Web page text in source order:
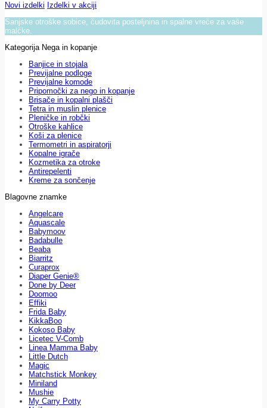
Novi izdelki Izdelki v akciji
Sanjske otroške sobice, čudovita posteljnina in spalne vreče za vaše
malčke.
Kategorija Nega in kopanje
Banjice in stojala
Previjalne podloge
Previjalne komode
Pripomočki za nego in kopanje
Brisače in kopalni plašči
Tetra in muslin plenice
Pleničke in robčki
Otroške kahlice
Koši za plenice
Termometri in aspiratorji
Kopalne igrače
Kozmetika za otroke
Antirepelenti
Kreme za sončenje
Blagovne znamke
Angelcare
Aquascale
Babymoov
Badabulle
Beaba
Biarritz
Curaprox
Diaper Genie®
Done by Deer
Doomoo
Effiki
Frida Baby
KikkaBoo
Kokoso Baby
Licetec V-Comb
Linea Mamma Baby
Little Dutch
Magic
Matchstick Monkey
Miniland
Mushie
My Carry Potty